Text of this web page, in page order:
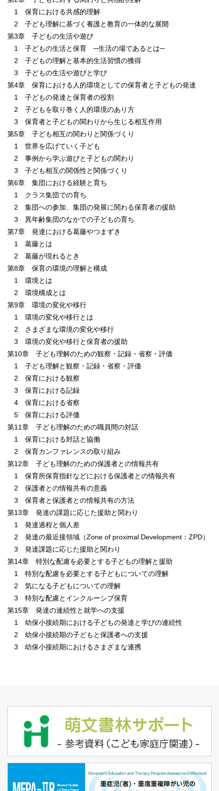
1 保育における共感的理解
2 子ども理解に基づく養護と教育の一体的な展開
第3章 子どもの生活や遊び
1 子どもの生活と保育 ─生活の場であるとは─
2 子どもの理解と基本的生活習慣の獲得
3 子どもの生活や遊びと学び
第4章 保育における人的環境としての保育者と子どもの発達
1 子どもの発達と保育者の役割
2 子どもを取り巻く人的環境のあり方
3 保育者と子どもの関わりから生じる相互作用
第5章 子ども相互の関わりと関係づくり
1 世界を広げていく子ども
2 事例から学ぶ遊びと子どもの関わり
3 子ども相互の関係性と関係づくり
第6章 集団における経験と育ち
1 クラス集団での育ち
2 集団への参加、集団の発展に関わる保育者の援助
3 異年齢集団のなかでの子どもの育ち
第7章 発達における葛藤やつまずき
1 葛藤とは
2 葛藤が現れるとき
第8章 保育の環境の理解と構成
1 環境とは
2 環境構成とは
第9章 環境の変化や移行
1 環境の変化や移行とは
2 さまざまな環境の変化や移行
3 環境の変化や移行と保育者の援助
第10章 子ども理解のための観察・記録・省察・評価
1 子ども理解と観察・記録・省察・評価
2 保育における観察
3 保育における記録
4 保育における省察
5 保育における評価
第11章 子ども理解のための職員間の対話
1 保育における対話と協働
2 保育カンファレンスの取り組み
第12章 子ども理解のための保護者との情報共有
1 保育所保育指針などにおける保護者との情報共有
2 保護者との情報共有の意義
3 保育者と保護者との情報共有の方法
第13章 発達の課題に応じた援助と関わり
1 発達過程と個人差
2 発達の最近接領域（Zone of proximal Development：ZPD）
3 発達課題に応じた援助と関わり
第14章 特別な配慮を必要とする子どもの理解と援助
1 特別な配慮を必要とする子どもについての理解
2 気になる子どもについての理解
3 特別な配慮とインクルーシブ保育
第15章 発達の連続性と就学への支援
1 幼保小接続期における子どもの発達と学びの連続性
2 幼保小接続期の子どもと保護者への支援
3 幼保小接続期におけるさまざまな連携